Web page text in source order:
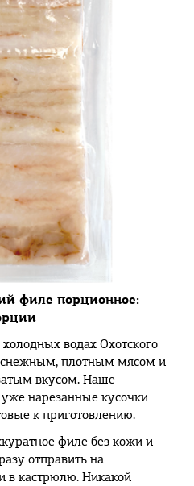
филе порционное:
водах Охотского
плотным мясом и
вкусом. Наше
нарезанные кусочки
к приготовлению.
филе без кожи и
отправить на
в кастрюлю. Никакой